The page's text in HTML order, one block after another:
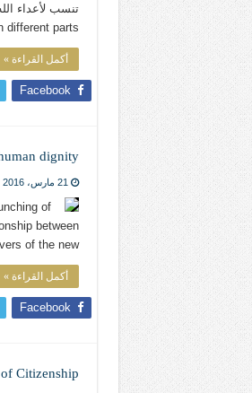
parts …
أكمل القراءة »
Facebook
dignity
21 مارس، 2016
of
between
of the new …
أكمل القراءة »
Facebook
Citizenship